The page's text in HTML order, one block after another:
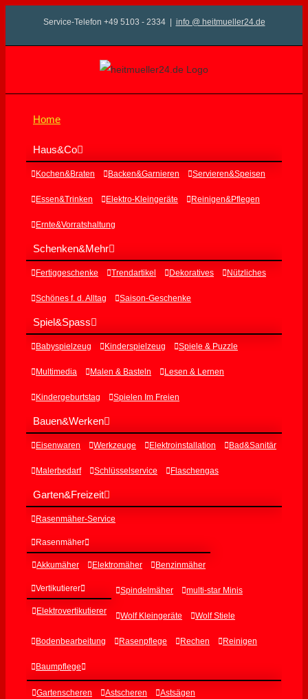
Service-Telefon +49 5103 - 2334 info @ heitmueller24.de
Home
Haus&Co
Kochen&Braten Backen&Garnieren Servieren&Speisen
Essen&Trinken Elektro-Kleingeräte Reinigen&Pflegen
Ernte&Vorratshaltung
Schenken&Mehr
Fertiggeschenke Trendartikel Dekoratives Nützliches
Schönes f. d. Alltag Saison-Geschenke
Spiel&Spass
Babyspielzeug Kinderspielzeug Spiele & Puzzle
Multimedia Malen & Basteln Lesen & Lernen
Kindergeburtstag Spielen Im Freien
Bauen&Werken
Eisenwaren Werkzeuge Elektroinstallation Bad&Sanitär
Malerbedarf Schlüsselservice Flaschengas
Garten&Freizeit
Rasenmäher-Service
Rasenmäher
Akkumäher Elektromäher Benzinmäher
Vertikutierer
Elektrovertikutierer
Spindelmäher multi-star Minis
Wolf Kleingeräte Wolf Stiele
Bodenbearbeitung Rasenpflege Rechen Reinigen
Baumpflege
Gartenscheren Astscheren Astsägen